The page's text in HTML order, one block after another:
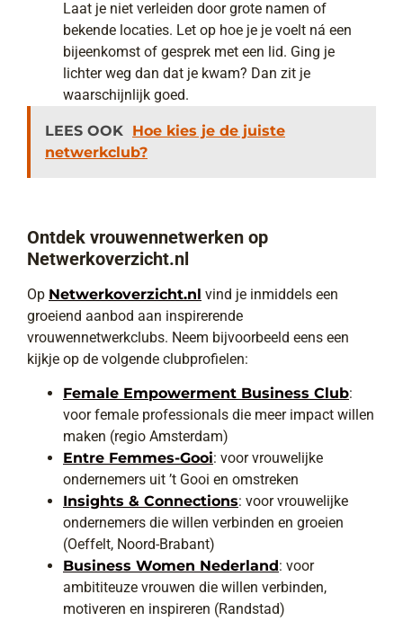
Laat je niet verleiden door grote namen of
bekende locaties. Let op hoe je je voelt ná een
bijeenkomst of gesprek met een lid. Ging je
lichter weg dan dat je kwam? Dan zit je
waarschijnlijk goed.
LEES OOK Hoe kies je de juiste
netwerkclub?
Ontdek vrouwennetwerken op
Netwerkoverzicht.nl
Op Netwerkoverzicht.nl vind je inmiddels een
groeiend aanbod aan inspirerende
vrouwennetwerkclubs. Neem bijvoorbeeld eens een
kijkje op de volgende clubprofielen:
Female Empowerment Business Club:
voor female professionals die meer impact willen
maken (regio Amsterdam)
Entre Femmes-Gooi: voor vrouwelijke
ondernemers uit ’t Gooi en omstreken
Insights & Connections: voor vrouwelijke
ondernemers die willen verbinden en groeien
(Oeffelt, Noord-Brabant)
Business Women Nederland: voor
ambititeuze vrouwen die willen verbinden,
motiveren en inspireren (Randstad)